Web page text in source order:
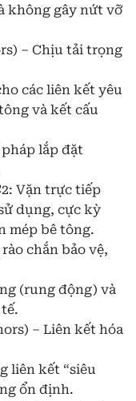
không gây nứt vỡ
– Chịu tải trọng
các liên kết yêu
và kết cấu
lắp đặt
Vặn trực tiếp
dụng, cực kỳ
mép bê tông.
chắn bảo vệ,
(rung động) và
– Liên kết hóa
liên kết “siêu
ổn định.